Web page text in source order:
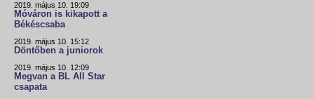
2019. május 10. 19:09
Móváron is kikapott a
Békéscsaba
2019. május 10. 15:12
Döntőben a juniorok
2019. május 10. 12:09
Megvan a BL All Star
csapata